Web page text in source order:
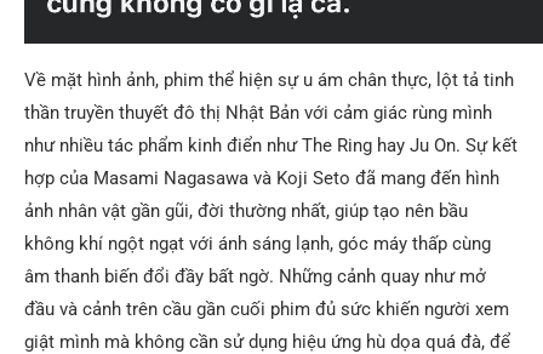
Về mặt hình ảnh, phim thể hiện sự u ám chân thực, lột tả tinh
thần truyền thuyết đô thị Nhật Bản với cảm giác rùng mình
như nhiều tác phẩm kinh điển như The Ring hay Ju On. Sự kết
hợp của Masami Nagasawa và Koji Seto đã mang đến hình
ảnh nhân vật gần gũi, đời thường nhất, giúp tạo nên bầu
không khí ngột ngạt với ánh sáng lạnh, góc máy thấp cùng
âm thanh biến đổi đầy bất ngờ. Những cảnh quay như mở
đầu và cảnh trên cầu gần cuối phim đủ sức khiến người xem
giật mình mà không cần sử dụng hiệu ứng hù dọa quá đà, để